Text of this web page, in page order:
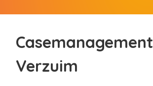
Casemanagement
Verzuim